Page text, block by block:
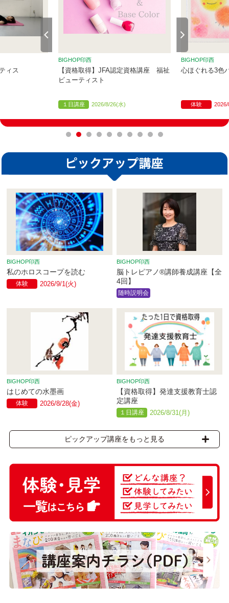
ィス
BIGHOP印西
【資格取得】JFA認定資格講座 福祉
ビューティスト
１日講座 2026/8/26(水)
BIGHOP印西
心ほぐれる3色
体験
BIGHOP印西
私のホロスコープを読む
体験 2026/9/1(火)
BIGHOP印西
脳トレピアノ®講師養成講座【全
4回】
随時説明会
BIGHOP印西
はじめての水墨画
体験 2026/8/28(金)
BIGHOP印西
【資格取得】発達支援教育士認
定講座
１日講座 2026/8/31(月)
ピックアップ講座をもっと見る